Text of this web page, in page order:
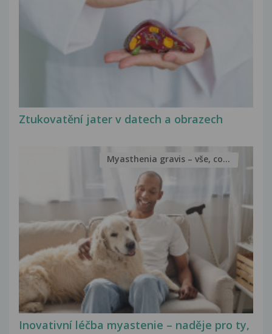
Ztukovatění jater v datech a obrazech
Inovativní léčba myastenie – naděje pro ty,
Myasthenia gravis – vše, co...